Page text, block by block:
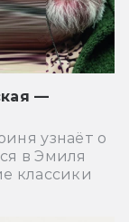
—
узнаёт о
в Эмиля
классики